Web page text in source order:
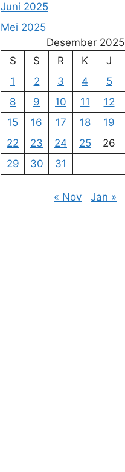
Juni 2025
Mei 2025
Desember 2025
S
S R K J
1
2 3 4 5
8
9 10 11 12
15
16 17 18 19
22
23 24 25 26
29
30 31
« Nov Jan »